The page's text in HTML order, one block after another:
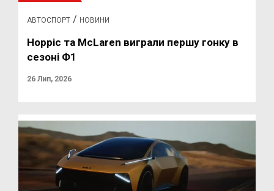
АВТОСПОРТ / НОВИНИ
Норріс та McLaren виграли першу гонку в
сезоні Ф1
26 Лип, 2026